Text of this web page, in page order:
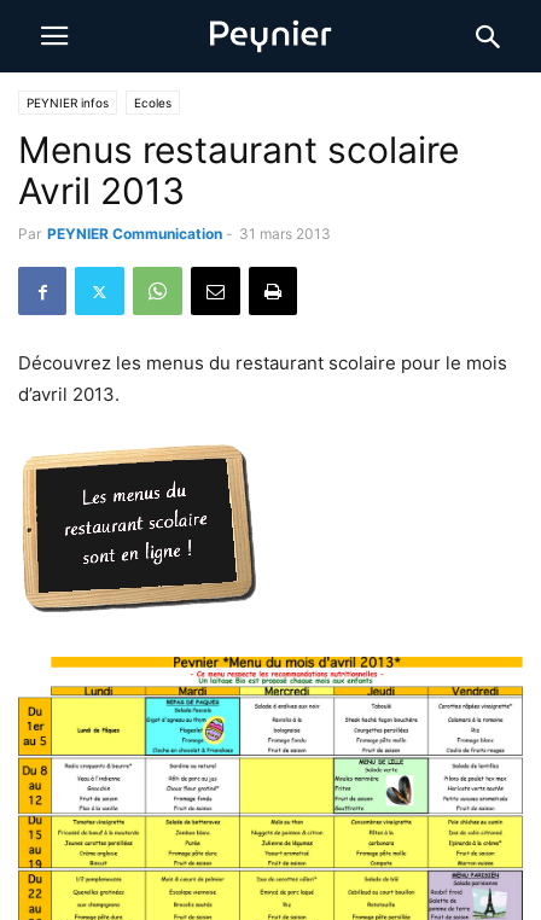
PEYNIER infos Ecoles
Menus restaurant scolaire
Avril 2013
Par PEYNIER Communication - 31 mars 2013
Découvrez les menus du restaurant scolaire pour le mois
d’avril 2013.